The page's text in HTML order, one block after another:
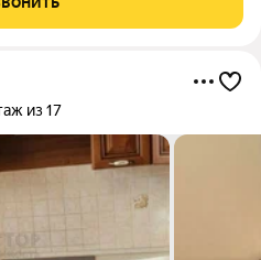
Три
из 17